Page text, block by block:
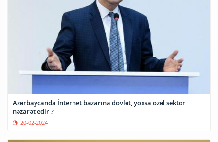
Azərbaycanda İnternet bazarına dövlət, yoxsa özəl sektor
nəzarət edir ?
20-02-2024